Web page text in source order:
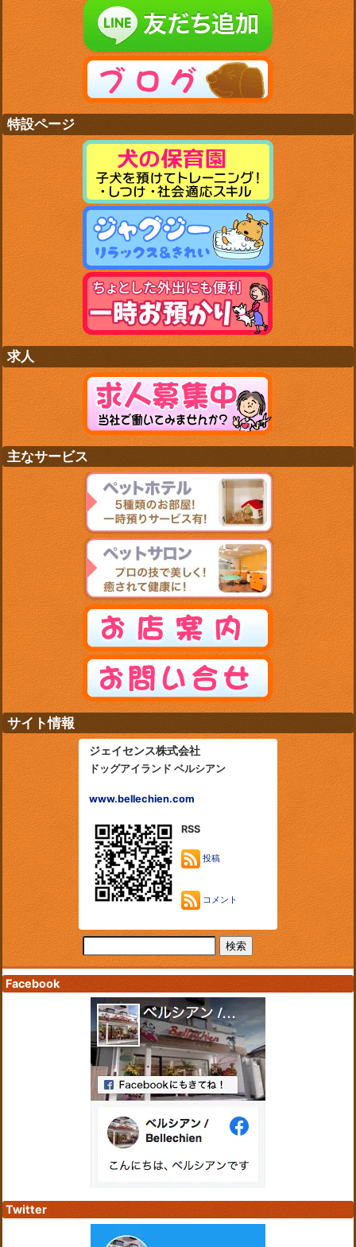
特設ページ
求人
主なサービス
サイト情報
ジェイセンス株式会社
ドッグアイランド ベルシアン
www.bellechien.com
RSS
投稿
コメント
Facebook
Twitter